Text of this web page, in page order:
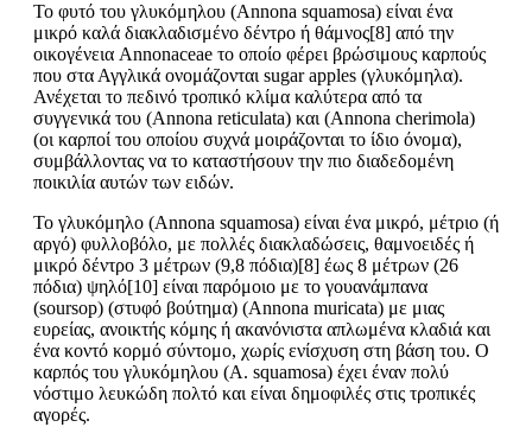
Το φυτό του γλυκόμηλου (Annona squamosa) είναι ένα
μικρό καλά διακλαδισμένο δέντρο ή θάμνος[8] από την
οικογένεια Annonaceae το οποίο φέρει βρώσιμους καρπούς
που στα Αγγλικά ονομάζονται sugar apples (γλυκόμηλα).
Ανέχεται το πεδινό τροπικό κλίμα καλύτερα από τα
συγγενικά του (Annona reticulata) και (Annona cherimola)
(οι καρποί του οποίου συχνά μοιράζονται το ίδιο όνομα),
συμβάλλοντας να το καταστήσουν την πιο διαδεδομένη
ποικιλία αυτών των ειδών.
Το γλυκόμηλο (Annona squamosa) είναι ένα μικρό, μέτριο (ή
αργό) φυλλοβόλο, με πολλές διακλαδώσεις, θαμνοειδές ή
μικρό δέντρο 3 μέτρων (9,8 πόδια)[8] έως 8 μέτρων (26
πόδια) ψηλό[10] είναι παρόμοιο με το γουανάμπανα
(soursop) (στυφό βούτημα) (Annona muricata) με μιας
ευρείας, ανοικτής κόμης ή ακανόνιστα απλωμένα κλαδιά και
ένα κοντό κορμό σύντομο, χωρίς ενίσχυση στη βάση του. Ο
καρπός του γλυκόμηλου (A. squamosa) έχει έναν πολύ
νόστιμο λευκώδη πολτό και είναι δημοφιλές στις τροπικές
αγορές.